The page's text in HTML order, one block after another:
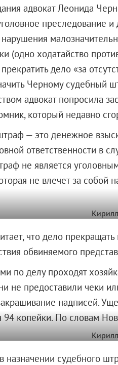
адвокат Леонида
преследование
(одно ходатайство
дело «за
Черному судебный
адвокат попросила
который недавно
— это денежное
ответственности в
не является
не влечет за собой
что дело
обвиняемого
по делу проходят
не предоставили чеки
надписей.
94 копейки. По словам
в назначении